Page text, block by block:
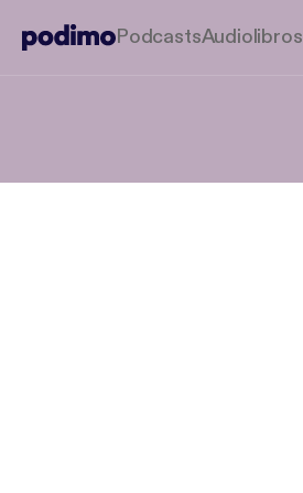
PodcastsAudiolibros